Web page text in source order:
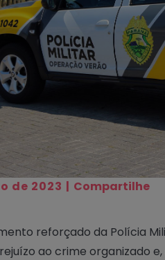
de 2023 | Compartilhe
reforçado da Polícia
ao crime organizado